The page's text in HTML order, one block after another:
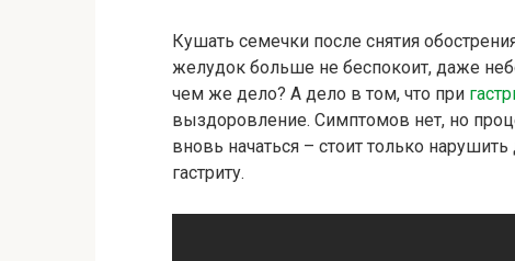
Кушать семечки после снятия
желудок больше не беспокоит, даже
чем же дело? А дело в том, что при
выздоровление. Симптомов нет, но
вновь начаться – стоит только
гастриту.